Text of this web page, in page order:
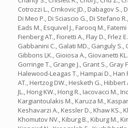
Cotrozzi L., Crnkovic JD., Dabagov S.,
Di Meo P., Di Sciascio G., Di Stefano
Eads M., Esquivel J., Farooq M.,
Fienberg AT., Fioretti A., Flay D., Frlez
Gabbanini C., Galati MD., Ganguly S.,
Gibbons LK., Gioiosa A., Giovanetti
Gorringe T., Grange J., Grant S., Gray
Halewood-Leagas T., Hampai D., Han
AT., Hertzog DW., Hesketh G.,
JL., Hong KW., Hong R., Iacovacci M.,
Kargiantoulakis M., Karuza M., Kaspar
Keshavarzi A., Kessler D., Khaw KS.,
Khomutov NV., Kiburg B., Kiburg M.,